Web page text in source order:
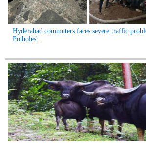
Hyderabad commuters faces severe traffic
Potholes'...